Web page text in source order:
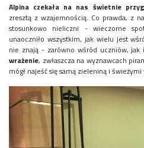
Alpina czekała na nas świetnie
zresztą z wzajemnością. Co prawda, z
stosunkowo nieliczni - wieczorne
unaoczniło wszystkim, jak wielu jest
nie znają - zarówno wśród uczniów, jak
wrażenie, zwłaszcza na wyznawcach
mógł najeść się samą zieleniną i